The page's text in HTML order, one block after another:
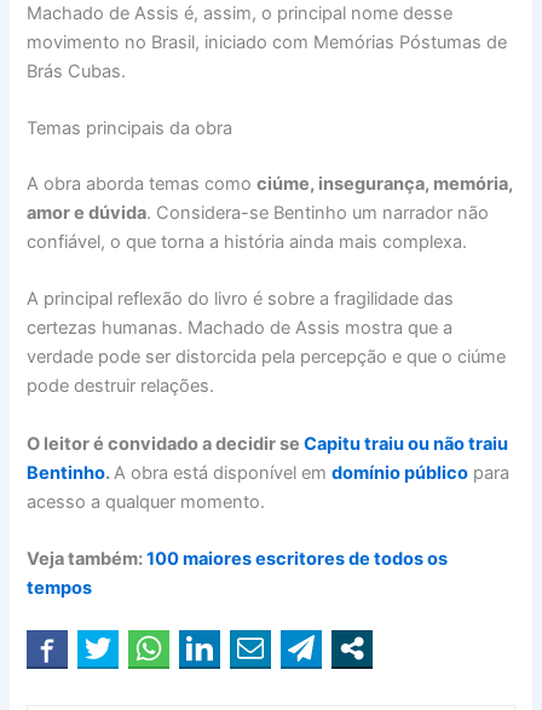
Machado de Assis é, assim, o principal nome desse
movimento no Brasil, iniciado com Memórias Póstumas de
Brás Cubas.
Temas principais da obra
A obra aborda temas comociúme, insegurança, memória,
amor e dúvida. Considera-se Bentinho um narrador não
confiável, o que torna a história ainda mais complexa.
A principal reflexão do livro é sobre a fragilidade das
certezas humanas. Machado de Assis mostra que a
verdade pode ser distorcida pela percepção e que o ciúme
pode destruir relações.
O leitor é convidado a decidir seCapitu traiu ou não traiu
Bentinho. A obra está disponível emdomínio público para
acesso a qualquer momento.
Veja também:100 maiores escritores de todos os
tempos